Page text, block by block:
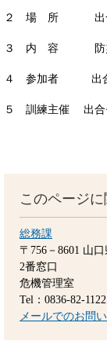
２ 場 所 出合
３ 内 容 防災
４ 参加者 出合
５ 訓練主催 出合
このページ
総務課
〒756－8601 山
2番窓口
危機管理室
Tel：0836-82-1122
メールでのお問